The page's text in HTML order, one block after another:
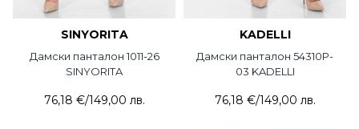
SINYORITA
Дамски панталон 1011-26
SINYORITA
76,18 €/149,00 лв.
KADELLI
Дамски панталон 54310P-
03 KADELLI
76,18 €/149,00 лв.